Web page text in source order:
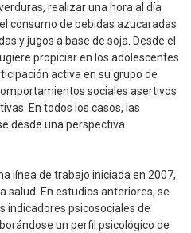
realizar una hora al día
consumo de bebidas azucaradas
y jugos a base de soja. Desde el
propiciar en los adolescentes
activa en su grupo de
sociales asertivos
En todos los casos, las
desde una perspectiva
línea de trabajo iniciada en 2007,
salud. En estudios anteriores, se
indicadores psicosociales de
un perfil psicológico de